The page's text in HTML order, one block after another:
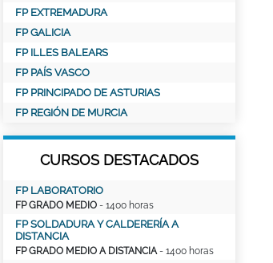
FP EXTREMADURA
FP GALICIA
FP ILLES BALEARS
FP PAÍS VASCO
FP PRINCIPADO DE ASTURIAS
FP REGIÓN DE MURCIA
CURSOS DESTACADOS
FP LABORATORIO
FP GRADO MEDIO - 1400 horas
FP SOLDADURA Y CALDERERÍA A
DISTANCIA
FP GRADO MEDIO A DISTANCIA- 1400 horas